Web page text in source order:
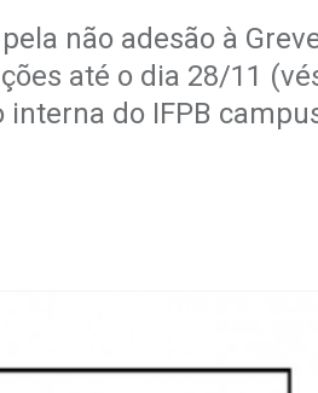
não adesão à
até o dia 28/11
do IFPB